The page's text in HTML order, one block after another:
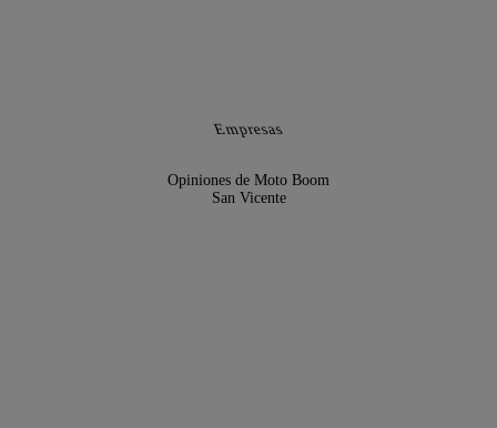
Empresas
Opiniones de Moto Boom
San Vicente